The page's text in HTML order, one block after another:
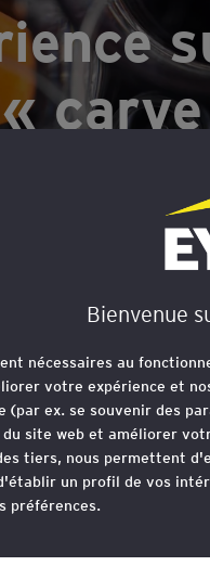
des
sécuriser la
Life Sciences
Bienvenue
nécessaires au
votre expérience et
(par ex. se souvenir des
site web et améliorer
tiers, nous permettent
un profil de vos
préférences.